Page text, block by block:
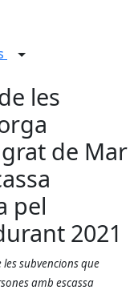
les
de Mar
pel
2021
les subvencions que
amb escassa